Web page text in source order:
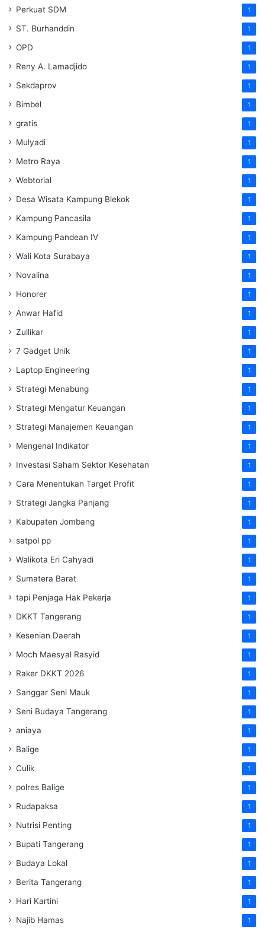
Perkuat SDM 1
ST. Burhanddin 1
OPD 1
Reny A. Lamadjido 1
Sekdaprov 1
Bimbel 1
gratis 1
Mulyadi 1
Metro Raya 1
Webtorial 1
Desa Wisata Kampung Blekok 1
Kampung Pancasila 1
Kampung Pandean IV 1
Wali Kota Surabaya 1
Novalina 1
Honorer 1
Anwar Hafid 1
Zullikar 1
7 Gadget Unik 1
Laptop Engineering 1
Strategi Menabung 1
Strategi Mengatur Keuangan 1
Strategi Manajemen Keuangan 1
Mengenal Indikator 1
Investasi Saham Sektor Kesehatan 1
Cara Menentukan Target Profit 1
Strategi Jangka Panjang 1
Kabupaten Jombang 1
satpol pp 1
Walikota Eri Cahyadi 1
Sumatera Barat 1
tapi Penjaga Hak Pekerja 1
DKKT Tangerang 1
Kesenian Daerah 1
Moch Maesyal Rasyid 1
Raker DKKT 2026 1
Sanggar Seni Mauk 1
Seni Budaya Tangerang 1
aniaya 1
Balige 1
Culik 1
polres Balige 1
Rudapaksa 1
Nutrisi Penting 1
Bupati Tangerang 1
Budaya Lokal 1
Berita Tangerang 1
Hari Kartini 1
Najib Hamas 1